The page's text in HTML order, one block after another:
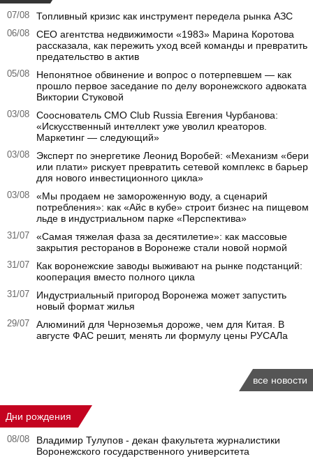
07/08 Топливный кризис как инструмент передела рынка АЗС
06/08
CEO агентства недвижимости «1983» Марина Коротова
рассказала, как пережить уход всей команды и превратить
предательство в актив
05/08
Непонятное обвинение и вопрос о потерпевшем — как
прошло первое заседание по делу воронежского адвоката
Виктории Стуковой
03/08
Сооснователь CMO Club Russia Евгения Чурбанова:
«Искусственный интеллект уже уволил креаторов.
Маркетинг — следующий»
03/08
Эксперт по энергетике Леонид Воробей: «Механизм «бери
или плати» рискует превратить сетевой комплекс в барьер
для нового инвестиционного цикла»
03/08
«Мы продаем не замороженную воду, а сценарий
потребления»: как «Айс в кубе» строит бизнес на пищевом
льде в индустриальном парке «Перспектива»
31/07
«Самая тяжелая фаза за десятилетие»: как массовые
закрытия ресторанов в Воронеже стали новой нормой
31/07
Как воронежские заводы выживают на рынке подстанций:
кооперация вместо полного цикла
31/07
Индустриальный пригород Воронежа может запустить
новый формат жилья
29/07
Алюминий для Черноземья дороже, чем для Китая. В
августе ФАС решит, менять ли формулу цены РУСАЛа
все новости
Дни рождения
08/08
Владимир Тулупов - декан факультета журналистики
Воронежского государственного университета